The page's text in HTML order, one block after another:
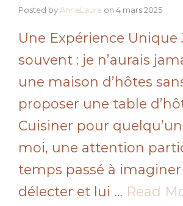
Posted by AnneLaure on 4 mars 2025
Une Expérience Unique
souvent : je n’aurais
une maison d’hôtes
proposer une table
Cuisiner pour
moi, une attention
temps passé à imaginer
délecter et lui … Read